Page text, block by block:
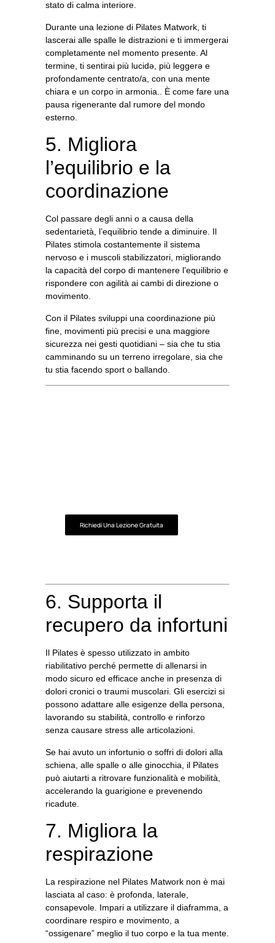
stato di calma interiore.
Durante una lezione di Pilates Matwork , ti
lascerai alle spalle le distrazioni e ti immergerai
completamente nel momento presente . Al
termine, ti sentirai più lucidə, più leggerə e
profondamente centrato/a, con una mente
chiara e un corpo in armonia.
. È come fare una
pausa rigenerante dal rumore del mondo
esterno.
5. Migliora
l’equilibrio e la
coordinazione
Col passare degli anni o a causa della
sedentarietà, l’equilibrio tende a diminuire. Il
Pilates stimola costantemente il sistema
nervoso e i muscoli stabilizzatori, migliorando
la capacità del corpo di mantenere l’equilibrio e
rispondere con agilità ai cambi di direzione o
movimento.
Con il Pilates sviluppi una coordinazione più
fine, movimenti più precisi e una maggiore
sicurezza nei gesti quotidiani – sia che tu stia
camminando su un terreno irregolare, sia che
tu stia facendo sport o ballando.
Richiedi Una Lezione Gratuita
6. Supporta il
recupero da infortuni
Il Pilates è spesso utilizzato in ambito
riabilitativo perché permette di allenarsi in
modo sicuro ed efficace anche in presenza di
dolori cronici o traumi muscolari. Gli esercizi si
possono adattare alle esigenze della persona,
lavorando su stabilità, controllo e rinforzo
senza causare stress alle articolazioni.
Se hai avuto un infortunio o soffri di dolori alla
schiena, alle spalle o alle ginocchia, il Pilates
può aiutarti a ritrovare funzionalità e mobilità,
accelerando la guarigione e prevenendo
ricadute.
7. Migliora la
respirazione
La respirazione nel Pilates Matwork non è mai
lasciata al caso: è profonda, laterale,
consapevole. Impari a utilizzare il diaframma, a
coordinare respiro e movimento, a
“ossigenare” meglio il tuo corpo e la tua mente.